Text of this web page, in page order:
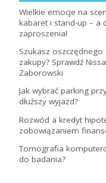
Wielkie emocje na
kabaret i stand-up – a
zaproszenia!
Szukasz
zakupy? Sprawdź
Zaborowski
Jak wybrać parking
dłuższy wyjazd?
Rozwód a kredyt
zobowiązaniem
Tomografia
do badania?